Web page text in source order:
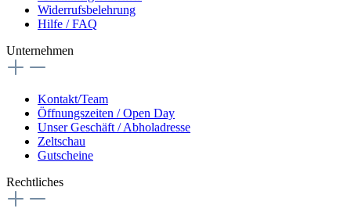
Widerrufsbelehrung
Hilfe / FAQ
Unternehmen
Kontakt/Team
Öffnungszeiten / Open Day
Unser Geschäft / Abholadresse
Zeltschau
Gutscheine
Rechtliches